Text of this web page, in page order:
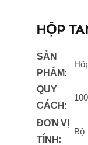
HỘP
SẢN
PHẨM:
QUY
CÁCH:
ĐƠN VỊ
TÍNH:
Bộ